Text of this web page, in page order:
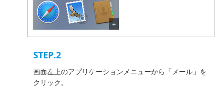
STEP.2
画面左上のアプリケーションメニューから「メール」を
クリック。